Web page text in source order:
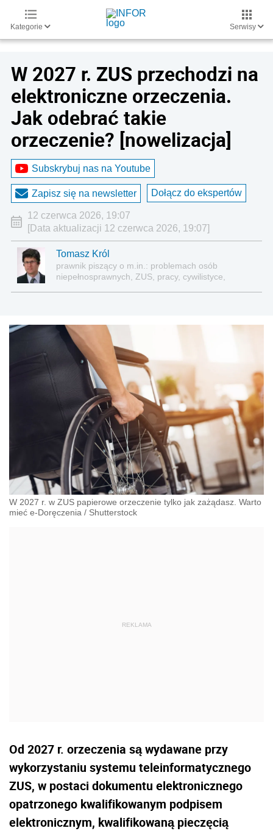
Kategorie Serwisy
W 2027 r. ZUS przechodzi na
elektroniczne orzeczenia.
Jak odebrać takie
orzeczenie? [nowelizacja]
Subskrybuj nas na Youtube
Zapisz się na newsletter Dołącz do ekspertów
12 czerwca 2026, 19:07
[Data aktualizacji 12 czerwca 2026, 19:07]
Tomasz Król
prawnik piszący o m.in.: problemach osób
niepełnosprawnych, ZUS, pracy, cywilistyce,
W 2027 r. w ZUS papierowe orzeczenie tylko jak zażądasz. Warto
mieć e-Doręczenia / Shutterstock
Od 2027 r. orzeczenia są wydawane przy
wykorzystaniu systemu teleinformatycznego
ZUS, w postaci dokumentu elektronicznego
opatrzonego kwalifikowanym podpisem
elektronicznym, kwalifikowaną pieczęcią